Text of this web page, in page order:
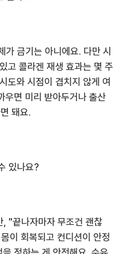
가 금기는 아니에요. 다만 시
고 콜라겐 재생 효과는 몇 주
도와 시점이 겹치지 않게 여
우면 미리 받아두거나 출산
돼요.
있나요?
, "끝나자마자 무조건 괜찮
이 회복되고 컨디션이 안정